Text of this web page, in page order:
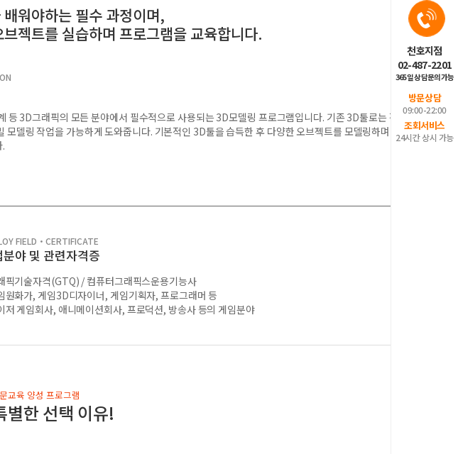
천호지점
02-487-2201
365일 상담문의가능
방문상담
09:00-22:00
조회서비스
24시간 상시 가능
워야하는 필수 과정이며,
젝트를 실습하며 프로그램을 교육합니다.
등 3D그래픽의 모든 분야에서 필수적으로 사용되는 3D모델링 프로그램입니다. 기존 3D툴로는 작
모델링 작업을 가능하게 도와줍니다. 기본적인 3D툴을 습득한 후 다양한 오브젝트를 모델링하며 습
FIELD・CERTIFICATE
분야 및 관련자격증
픽기술자격(GTQ) / 컴퓨터그래픽스운용기능사
원화가, 게임3D디자이너, 게임기획자, 프로그래머 등
저 게임회사, 애니메이션회사, 프로덕션, 방송사 등의 게임분야
교육 양성 프로그램
별한 선택 이유!